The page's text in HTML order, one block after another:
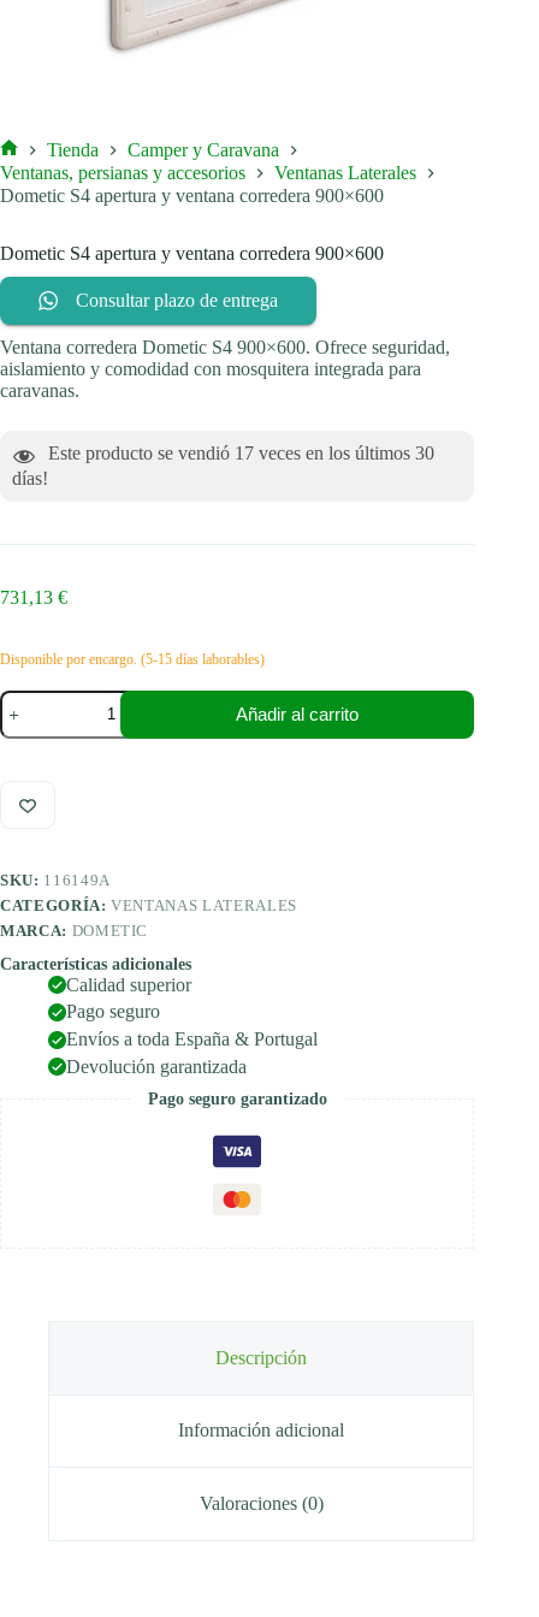
Inicio
Tienda
Camper y Caravana
Ventanas, persianas y accesorios
Ventanas Laterales
Dometic S4 apertura y ventana corredera 900×600
Dometic S4 apertura y ventana corredera 900×600
Consultar plazo de entrega
Ventana corredera Dometic S4 900×600. Ofrece seguridad,
aislamiento y comodidad con mosquitera integrada para
caravanas.
Este producto se vendió 17 veces en los últimos 30
días!
731,13 €
Disponible por encargo. (5-15 días laborables)
Dometic
S4
apertura
ventana
corredera
900x600
Añadir al carrito
SKU: 116149A
CATEGORÍA:VENTANAS LATERALES
MARCA: DOMETIC
Características adicionales
Calidad superior
Pago seguro
Envíos a toda España & Portugal
Devolución garantizada
Pago seguro garantizado
Descripción
Información adicional
Valoraciones (0)